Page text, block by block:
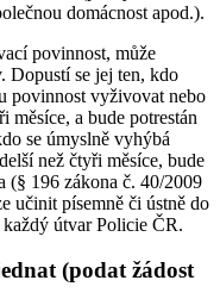
domácnost apod.).
povinnost, může
Dopustí se jej ten, kdo
povinnost vyživovat nebo
měsíce, a bude potrestán
se úmyslně vyhýbá
než čtyři měsíce, bude
(§ 196 zákona č. 40/2009
učinit písemně či ústně do
útvar Policie ČR.
(podat žádost